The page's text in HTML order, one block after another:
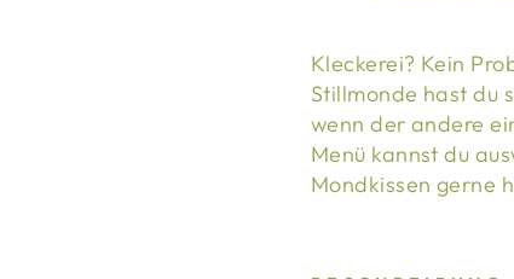
Kleckerei? Kein
Stillmonde hast du
wenn der andere
Menü kannst du
Mondkissen gerne